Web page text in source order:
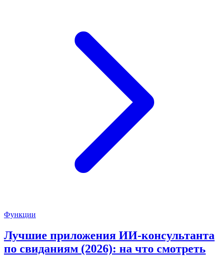
Функции
Лучшие приложения ИИ-консультанта
по свиданиям (2026): на что смотреть